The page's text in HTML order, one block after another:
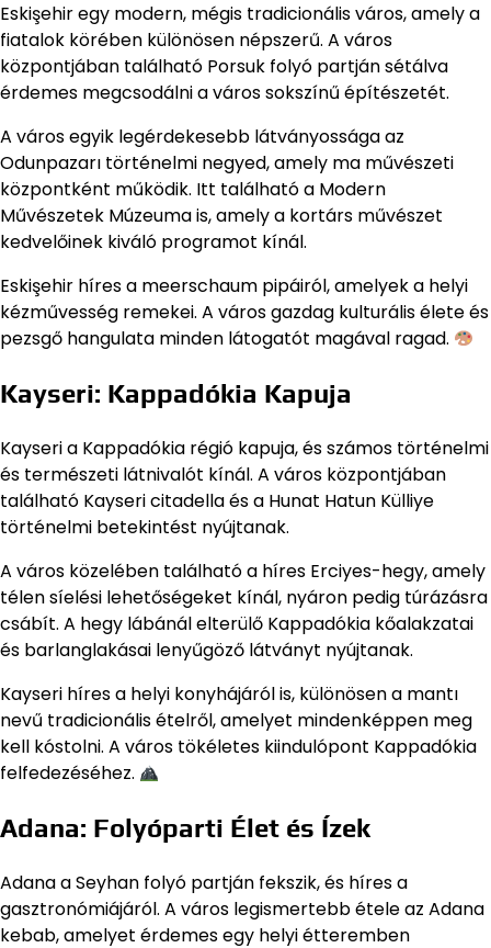
Eskişehir egy modern, mégis tradicionális város, amely a
fiatalok körében különösen népszerű. A város
központjában található Porsuk folyó partján sétálva
érdemes megcsodálni a város sokszínű építészetét.
A város egyik legérdekesebb látványossága az
Odunpazarı történelmi negyed, amely ma művészeti
központként működik. Itt található a Modern
Művészetek Múzeuma is, amely a kortárs művészet
kedvelőinek kiváló programot kínál.
Eskişehir híres a meerschaum pipáiról, amelyek a helyi
kézművesség remekei. A város gazdag kulturális élete és
pezsgő hangulata minden látogatót magával ragad.
Kayseri: Kappadókia Kapuja
Kayseri a Kappadókia régió kapuja, és számos történelmi
és természeti látnivalót kínál. A város központjában
található Kayseri citadella és a Hunat Hatun Külliye
történelmi betekintést nyújtanak.
A város közelében található a híres Erciyes-hegy, amely
télen síelési lehetőségeket kínál, nyáron pedig túrázásra
csábít. A hegy lábánál elterülő Kappadókia kőalakzatai
és barlanglakásai lenyűgöző látványt nyújtanak.
Kayseri híres a helyi konyhájáról is, különösen a mantı
nevű tradicionális ételről, amelyet mindenképpen meg
kell kóstolni. A város tökéletes kiindulópont Kappadókia
felfedezéséhez.
Adana: Folyóparti Élet és Ízek
Adana a Seyhan folyó partján fekszik, és híres a
gasztronómiájáról. A város legismertebb étele az Adana
kebab, amelyet érdemes egy helyi étteremben